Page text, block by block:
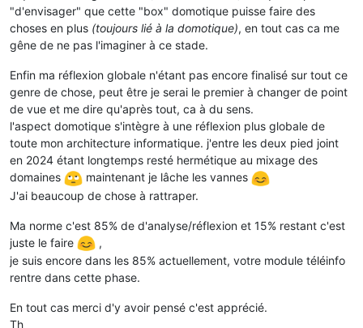
"d'envisager" que cette "box" domotique puisse faire des
choses en plus (toujours lié à la domotique), en tout cas ca me
gêne de ne pas l'imaginer à ce stade.
Enfin ma réflexion globale n'étant pas encore finalisé sur tout ce
genre de chose, peut être je serai le premier à changer de point
de vue et me dire qu'après tout, ca à du sens.
l'aspect domotique s'intègre à une réflexion plus globale de
toute mon architecture informatique. j'entre les deux pied joint
en 2024 étant longtemps resté hermétique au mixage des
domaines
maintenant je lâche les vannes
J'ai beaucoup de chose à rattraper.
Ma norme c'est 85% de d'analyse/réflexion et 15% restant c'est
juste le faire
,
je suis encore dans les 85% actuellement, votre module téléinfo
rentre dans cette phase.
En tout cas merci d'y avoir pensé c'est apprécié.
Th